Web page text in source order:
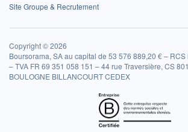
Site Groupe & Recrutement
Copyright © 2026
Boursorama, SA au capital de 53 576 889,20 € –
– TVA FR 69 351 058 151 – 44 rue Traversière, CS
BOULOGNE BILLANCOURT CEDEX